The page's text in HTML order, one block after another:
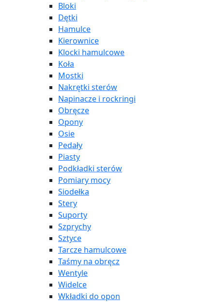
Bloki
Dętki
Hamulce
Kierownice
Klocki hamulcowe
Koła
Mostki
Nakrętki sterów
Napinacze i rockringi
Obręcze
Opony
Osie
Pedały
Piasty
Podkładki sterów
Pomiary mocy
Siodełka
Stery
Suporty
Szprychy
Sztyce
Tarcze hamulcowe
Taśmy na obręcz
Wentyle
Widelce
Wkładki do opon